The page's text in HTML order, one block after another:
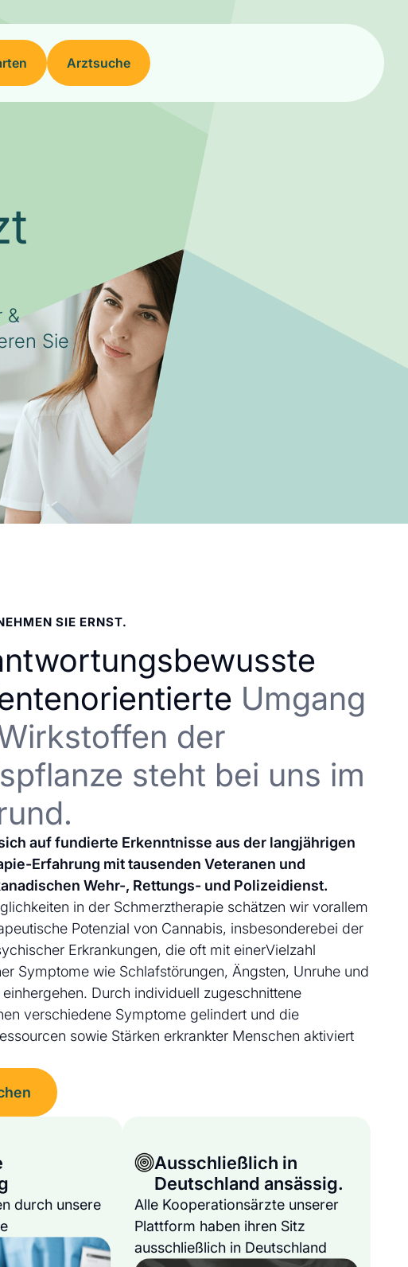
Arztsuche
&
Sie
SIE ERNST.
Umgang
der
steht bei uns im
auf fundierte Erkenntnisse aus der langjährigen
Erfahrung mit tausenden Veteranen und
Wehr-, Rettungs- und Polizeidienst.
in der Schmerztherapie schätzen wir vorallem
Potenzial von Cannabis, insbesonderebei der
Erkrankungen, die oft mit einerVielzahl
Symptome wie Schlafstörungen, Ängsten, Unruhe und
Durch individuell zugeschnittene
verschiedene Symptome gelindert und die
sowie Stärken erkrankter Menschen aktiviert
durch unsere
Ausschließlich in
Deutschland ansässig.
Alle Kooperationsärzte unserer
Plattform haben ihren Sitz
ausschließlich in Deutschland